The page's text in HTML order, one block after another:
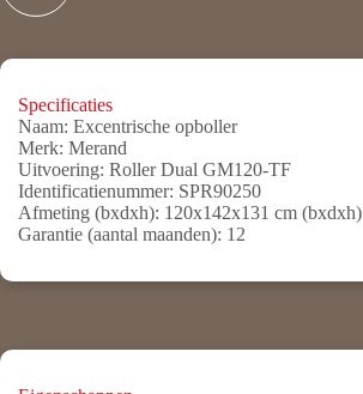
Specificaties
Naam: Excentrische opboller
Merk: Merand
Uitvoering: Roller Dual GM120-TF
Identificatienummer: SPR90250
Afmeting (bxdxh): 120x142x131 cm (bxdxh)
Garantie (aantal maanden): 12